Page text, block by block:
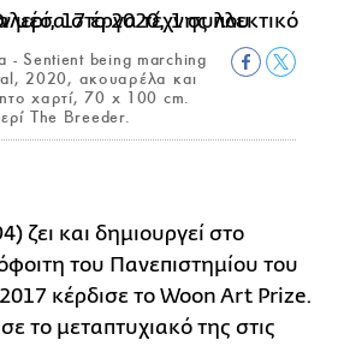
- Sentient being marching
2020, ακουαρέλα και
χαρτί, 70 x 100 cm.
The Breeder.
ζει και δημιουργεί στο
του Πανεπιστημίου του
κέρδισε το Woon Art Prize.
το μεταπτυχιακό της στις